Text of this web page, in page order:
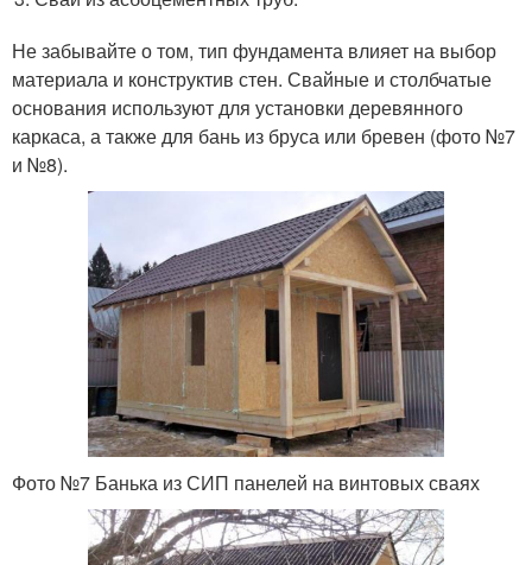
Не забывайте о том, тип фундамента влияет на выбор
материала и конструктив стен. Свайные и столбчатые
основания используют для установки деревянного
каркаса, а также для бань из бруса или бревен (фото №7
и №8).
Фото №7 Банька из СИП панелей на винтовых сваях